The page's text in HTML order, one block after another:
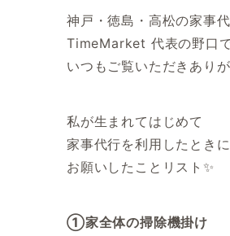
神戸・徳島・高松の家事
TimeMarket 代表の野口
いつもご覧いただきあり
私が生まれてはじめて
家事代行を利用したときに
お願いしたことリスト✨
①家全体の掃除機掛け